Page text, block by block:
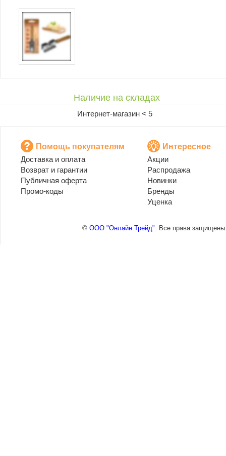
Наличие на складах
Интернет-магазин < 5
Помощь покупателям
Доставка и оплата
Возврат и гарантии
Публичная оферта
Промо-коды
Интересное
Акции
Распродажа
Новинки
Бренды
Уценка
© ООО "Онлайн Трейд". Все права